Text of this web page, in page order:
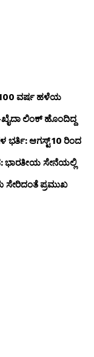
ವರ್ಷ ಹಳೆಯ
ಲಿಂಕ್ ಹೊಂದಿದ್ದ
ಭರ್ತಿ: ಆಗಸ್ಟ್ 10 ರಿಂದ
ಭಾರತೀಯ ಸೇನೆಯಲ್ಲಿ
ಸೇರಿದಂತೆ ಪ್ರಮುಖ